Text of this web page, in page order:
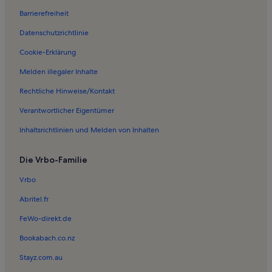
Ferienwohnungen in Deutsches Hygiene-Museum
Ferienwohnungen in Kreuzkirche
Ferienwohnungen in Rosengarten
Ferienwohnungen in Frauenkirche
Ferienwohnungen in Kügelgenhaus – Museum zur Dresdner
Ferienwohnungen in Residenzschloss Dresden
Ferienwohnungen in Museum für Völkerkunde Dresden
Ferienwohnungen in Brühlsche Terrasse
Barrierefreiheit
Datenschutzrichtlinie
Cookie-Erklärung
Melden illegaler Inhalte
Rechtliche Hinweise/Kontakt
Verantwortlicher Eigentümer
Inhaltsrichtlinien und Melden von Inhalten
Die Vrbo-Familie
Vrbo
Abritel.fr
FeWo-direkt.de
Bookabach.co.nz
Stayz.com.au